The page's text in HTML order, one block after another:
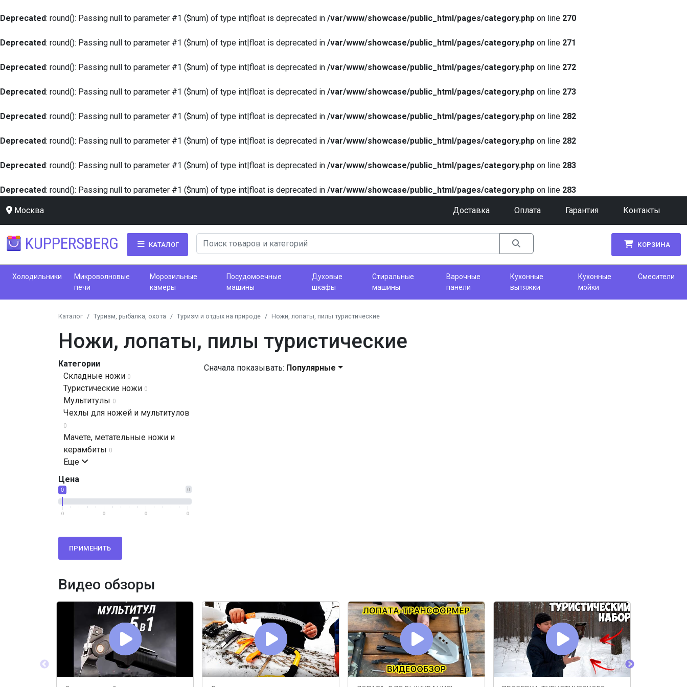
Deprecated: round(): Passing null to parameter #1 ($num) of type int|float is deprecated in /var/www/showcase/public_html/pages/category.php on line 270
Deprecated: round(): Passing null to parameter #1 ($num) of type int|float is deprecated in /var/www/showcase/public_html/pages/category.php on line 271
Deprecated: round(): Passing null to parameter #1 ($num) of type int|float is deprecated in /var/www/showcase/public_html/pages/category.php on line 272
Deprecated: round(): Passing null to parameter #1 ($num) of type int|float is deprecated in /var/www/showcase/public_html/pages/category.php on line 273
Deprecated: round(): Passing null to parameter #1 ($num) of type int|float is deprecated in /var/www/showcase/public_html/pages/category.php on line 282
Deprecated: round(): Passing null to parameter #1 ($num) of type int|float is deprecated in /var/www/showcase/public_html/pages/category.php on line 282
Deprecated: round(): Passing null to parameter #1 ($num) of type int|float is deprecated in /var/www/showcase/public_html/pages/category.php on line 283
Deprecated: round(): Passing null to parameter #1 ($num) of type int|float is deprecated in /var/www/showcase/public_html/pages/category.php on line 283
Москва Доставка Оплата Гарантия Контакты
KUPPERSBERG КАТАЛОГ КОРЗИНА
Холодильники
Микроволновые
печи
Морозильные
камеры
Посудомоечные
машины
Духовые
шкафы
Стиральные
машины
Варочные
панели
Кухонные
вытяжки
Кухонные
мойки
Смесители
Каталог Туризм, рыбалка, охота Туризм и отдых на природе Ножи, лопаты, пилы туристические
Ножи, лопаты, пилы туристические
Категории
Складные ножи 0
Туристические ножи 0
Мультитулы 0
Чехлы для ножей и мультитулов
0
Мачете, метательные ножи и
керамбиты 0
Еще
Цена
0
0
0 0 0 0
ПРИМЕНИТЬ
Сначала показывать: Популярные
Видео обзоры